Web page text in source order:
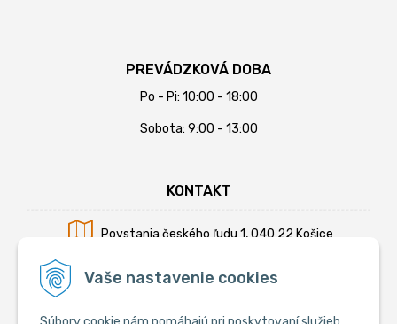
Vaše nastavenie cookies
PREVÁDZKOVÁ DOBA
Po - Pi: 10:00 - 18:00
Sobota: 9:00 - 13:00
KONTAKT
Povstania českého ľudu 1, 040 22 Košice
Mobil:+421 902 794 355
E-mail:info@krmiva.sk